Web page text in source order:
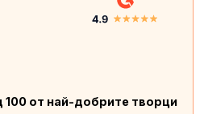
100 от най-добрите творци